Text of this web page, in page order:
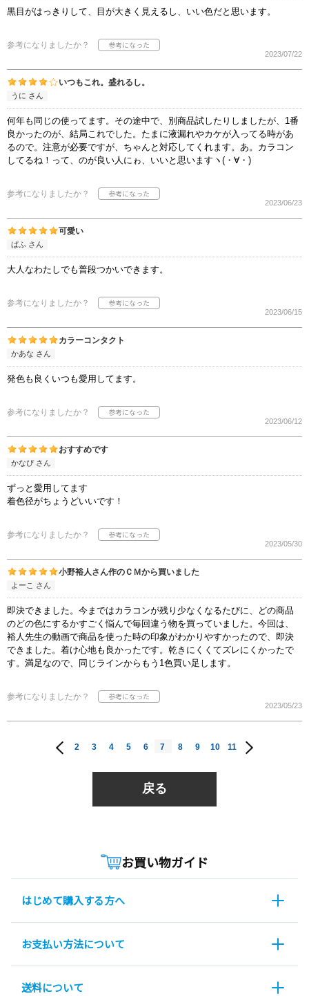
黒目がはっきりして、目が大きく見えるし、いい色だと思います。
参考になりましたか？
2023/07/22
いつもこれ。盛れるし。
うに さん
何年も同じの使ってます。その途中で、別商品試したりしましたが、1番
良かったのが、結局これでした。たまに液漏れやカケが入ってる時があ
るので。注意が必要ですが、ちゃんと対応してくれます。あ。カラコン
してるね！って、のが良い人にゎ、いいと思いますヽ(・∀・)
参考になりましたか？
2023/06/23
可愛い
ぱふ さん
大人なわたしでも普段つかいできます。
参考になりましたか？
2023/06/15
カラーコンタクト
かあな さん
発色も良くいつも愛用してます。
参考になりましたか？
2023/06/12
おすすめです
かなぴ さん
ずっと愛用してます
着色径がちょうどいいです！
参考になりましたか？
2023/05/30
小野裕人さん作のＣＭから買いました
よーこ さん
即決できました。今まではカラコンが残り少なくなるたびに、どの商品
のどの色にするかすごく悩んで毎回違う物を買っていました。今回は、
裕人先生の動画で商品を使った時の印象がわかりやすかったので、即決
できました。着け心地も良かったです。乾きにくくてズレにくかったで
す。満足なので、同じラインからもう1色買い足します。
参考になりましたか？
2023/05/23
2 3 4 5 6 7 8 9 10 11
戻る
お買い物ガイド
はじめて購入する方へ
お支払い方法について
送料について